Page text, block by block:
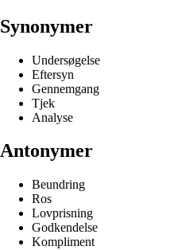
Synonymer
Undersøgelse
Eftersyn
Gennemgang
Tjek
Analyse
Antonymer
Beundring
Ros
Lovprisning
Godkendelse
Kompliment